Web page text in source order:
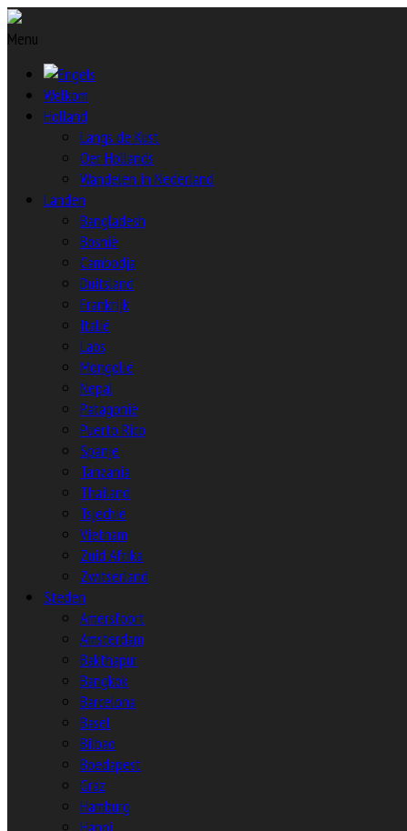
Menu
Welkom
Holland
Langs de Kust
Oer Hollands
Wandelen in Nederland
Landen
Bangladesh
Bosnië
Cambodja
Duitsland
Frankrijk
Italië
Laos
Mongolië
Nepal
Patagonië
Puerto Rico
Spanje
Tanzania
Thailand
Tsjechië
Vietnam
Zuid Afrika
Zwitserland
Steden
Amersfoort
Amsterdam
Bakthapur
Bangkok
Barcelona
Basel
Bilbao
Boedapest
Graz
Hamburg